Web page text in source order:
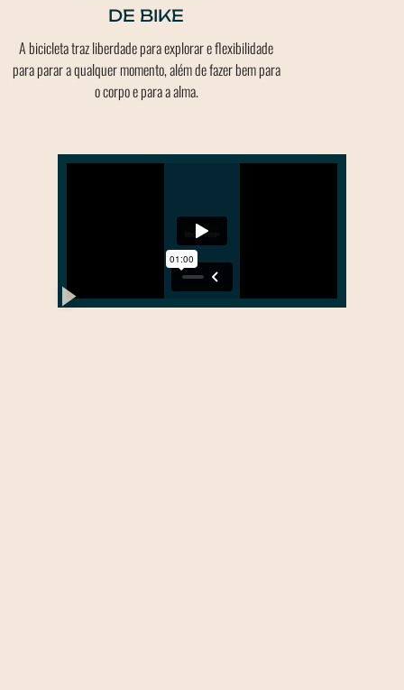
DE BIKE
A bicicleta traz liberdade para explorar e flexibilidade
para parar a qualquer momento, além de fazer bem para
o corpo e para a alma.